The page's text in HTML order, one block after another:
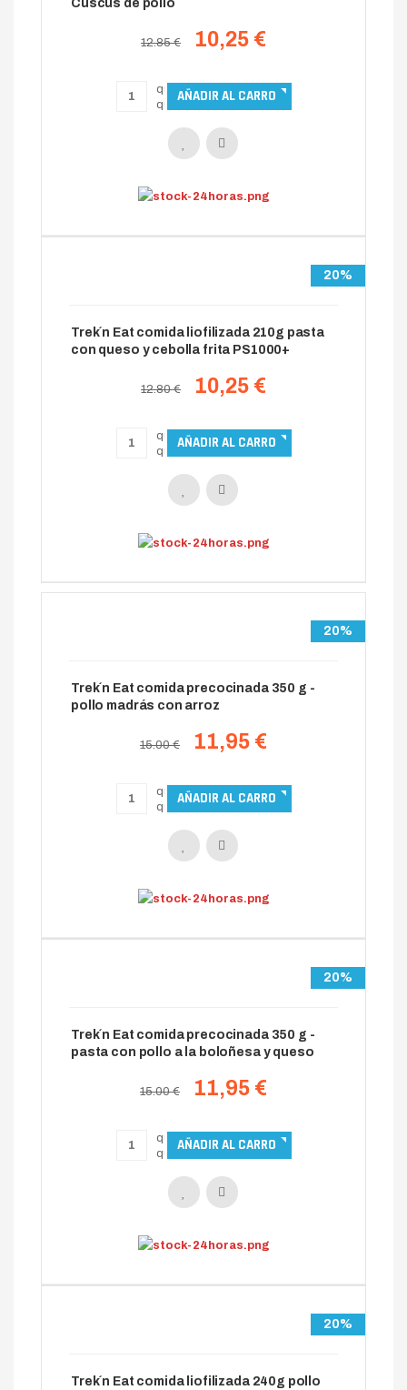
Cuscús de pollo
12.85 € 10,25 €
20%
Trek´n Eat comida liofilizada 210g pasta
con queso y cebolla frita PS1000+
12.80 € 10,25 €
20%
Trek´n Eat comida precocinada 350 g -
pollo madrás con arroz
15.00 € 11,95 €
20%
Trek´n Eat comida precocinada 350 g -
pasta con pollo a la boloñesa y queso
15.00 € 11,95 €
20%
Trek´n Eat comida liofilizada 240g pollo